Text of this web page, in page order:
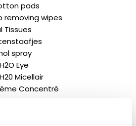
pads
removing wipes
Tissues
spray
Eye
Micellair
Concentré